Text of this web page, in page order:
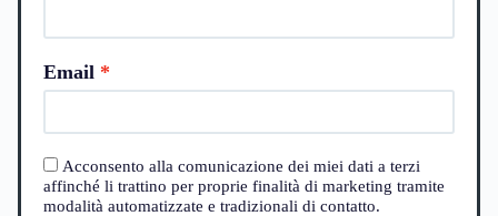
Email
Acconsento alla comunicazione dei miei dati a terzi
affinché li trattino per proprie finalità di marketing tramite
modalità automatizzate e tradizionali di contatto.